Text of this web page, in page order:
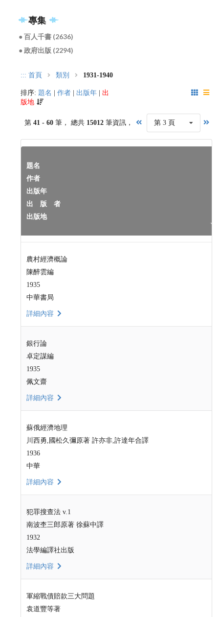
專集
● 百人千書 (2636)
● 政府出版 (2294)
::: 首頁 類別 1931-1940
排序: 題名 作者 出版年
出
版地
第 41 - 60 筆， 總共 15012筆資訊， 第 3 頁
題名
作者
出版年
出 版 者
出版地
農村經濟概論
陳醉雲編
1935
中華書局
詳細內容
銀行論
卓定謀編
1935
佩文齋
詳細內容
蘇俄經濟地理
川西勇,國松久彌原著 許亦非,許達年合譯
1936
中華
詳細內容
犯罪搜查法 v.1
南波杢三郎原著 徐蘇中譯
1932
法學編譯社出版
詳細內容
軍縮戰債賠款三大問題
袁道豐等著